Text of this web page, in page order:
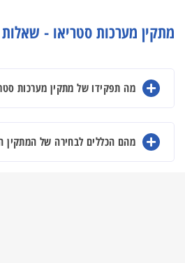
מתקין מערכות סטריאו -
מה תפקידו של מתקין מערכות
מהם הכללים לבחירה של המתקין